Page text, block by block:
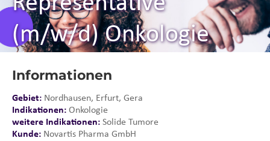
(m/w/d) Onkologie
Informationen
Gebiet: Nordhausen, Erfurt, Gera
Indikationen: Onkologie
weitere Indikationen: Solide Tumore
Kunde: Novartis Pharma GmbH